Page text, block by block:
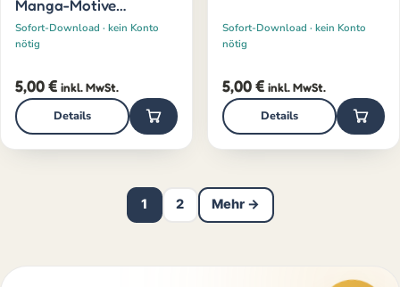
Manga-Motive
(jüngere)
Sofort-Download · kein Konto
nötig
5,00€ inkl. MwSt.
Details
Sofort-Download · kein Konto
nötig
5,00€ inkl. MwSt.
Details
1 2 Mehr →